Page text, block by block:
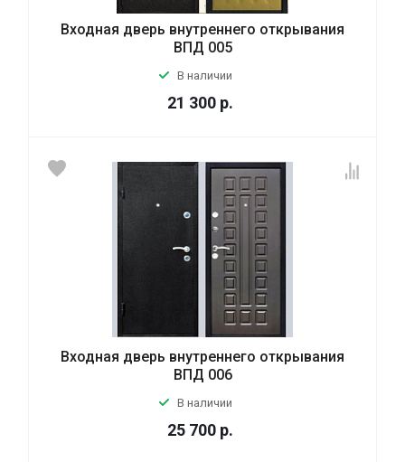
Входная дверь внутреннего открывания
ВПД 005
В наличии
21 300 р.
Входная дверь внутреннего открывания
ВПД 006
В наличии
25 700 р.